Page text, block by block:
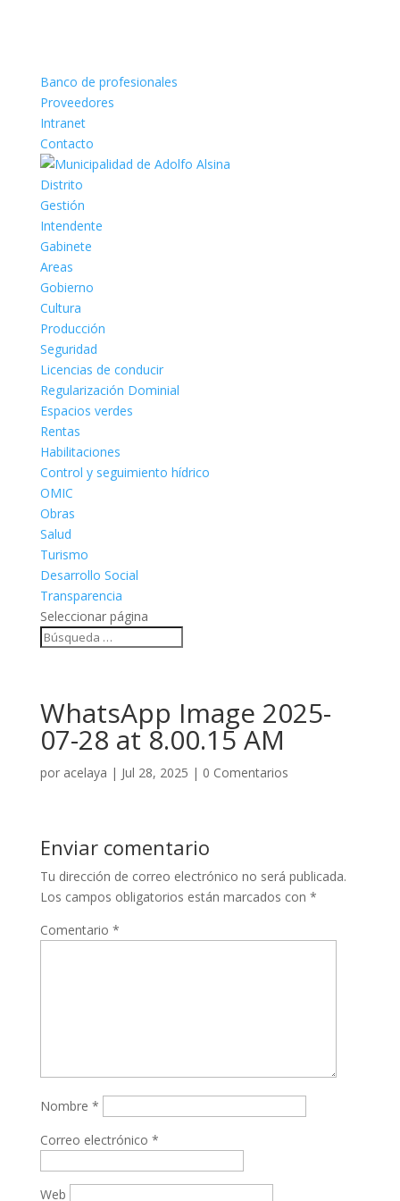
Banco de profesionales
Proveedores
Intranet
Contacto
Distrito
Gestión
Intendente
Gabinete
Areas
Gobierno
Cultura
Producción
Seguridad
Licencias de conducir
Regularización Dominial
Espacios verdes
Rentas
Habilitaciones
Control y seguimiento hídrico
OMIC
Obras
Salud
Turismo
Desarrollo Social
Transparencia
Seleccionar página
WhatsApp Image 2025-
07-28 at 8.00.15 AM
por acelaya | Jul 28, 2025 | 0 Comentarios
Enviar comentario
Tu dirección de correo electrónico no será publicada.
Los campos obligatorios están marcados con *
Comentario *
Nombre *
Correo electrónico *
Web